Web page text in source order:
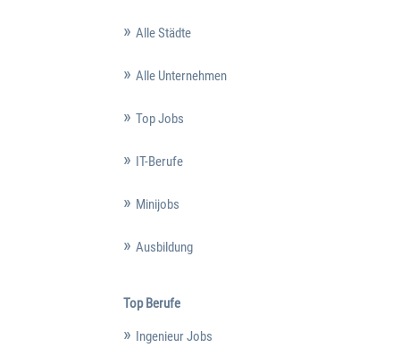
Alle Städte
Alle Unternehmen
Top Jobs
IT-Berufe
Minijobs
Ausbildung
Top Berufe
Ingenieur Jobs